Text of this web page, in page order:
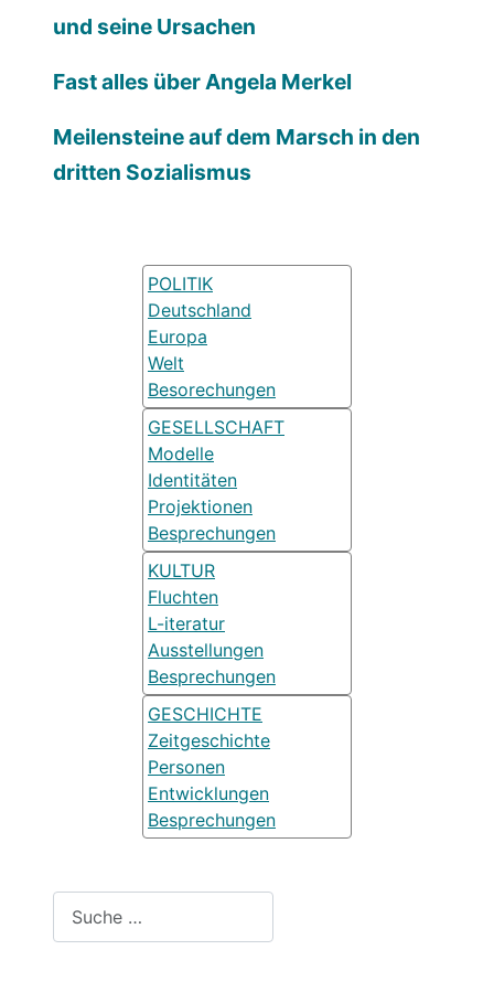
und seine Ursachen
Fast alles über Angela Merkel
Meilensteine auf dem Marsch in den
dritten Sozialismus
POLITIK
Deutschland
Europa
Welt
Besorechungen
GESELLSCHAFT
Modelle
Identitäten
Projektionen
Besprechungen
KULTUR
Fluchten
L-iteratur
Ausstellungen
Besprechungen
GESCHICHTE
Zeitgeschichte
Personen
Entwicklungen
Besprechungen